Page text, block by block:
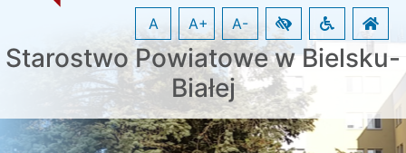
Starostwo Powiatowe w Bielsku-
Białej
A A+ A-